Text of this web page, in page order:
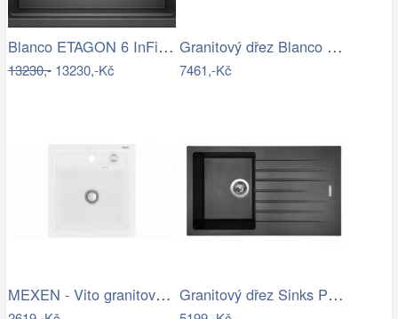
Blanco ETAGON 6 InFino Silgranit…
13230,-13230,-Kč
Granitový dřez Blanco ZENAR 45 S InFino…
7461,-Kč
MEXEN - Vito granitový dřez 1 520x490… Granitový dřez Sinks PERFECTO 860…